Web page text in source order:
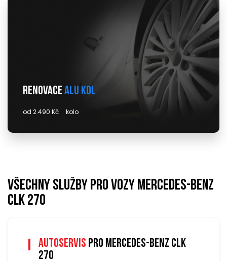
Renovace alu kol
od 2.490 Kč kolo
Všechny služby pro vozy mercedes-benz
clk 270
Autoservis pro mercedes-benz clk
270